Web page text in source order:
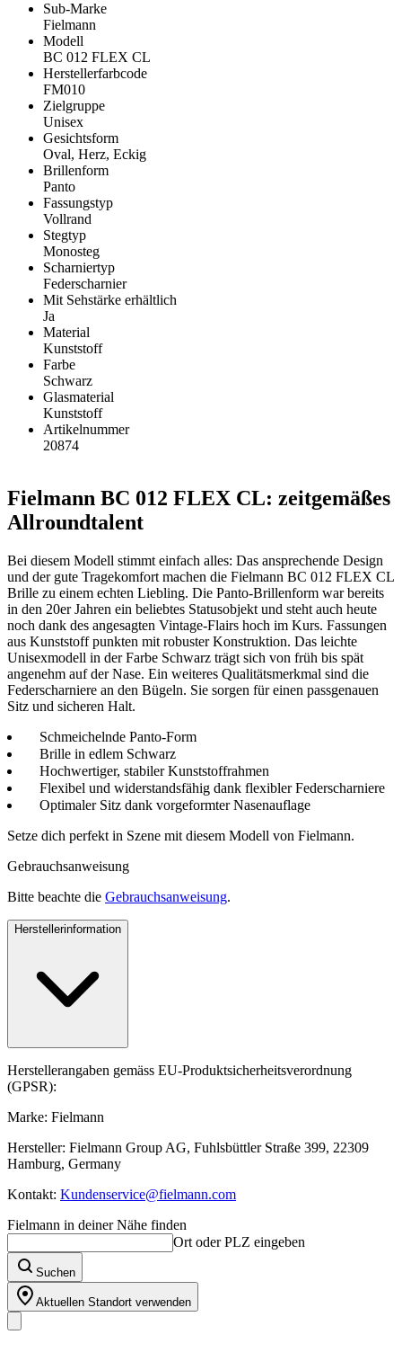
Sub-Marke
Fielmann
Modell
BC 012 FLEX CL
Herstellerfarbcode
FM010
Zielgruppe
Unisex
Gesichtsform
Oval, Herz, Eckig
Brillenform
Panto
Fassungstyp
Vollrand
Stegtyp
Monosteg
Scharniertyp
Federscharnier
Mit Sehstärke erhältlich
Ja
Material
Kunststoff
Farbe
Schwarz
Glasmaterial
Kunststoff
Artikelnummer
20874
Fielmann BC 012 FLEX CL: zeitgemäßes
Allroundtalent
Bei diesem Modell stimmt einfach alles: Das ansprechende Design
und der gute Tragekomfort machen die Fielmann BC 012 FLEX CL
Brille zu einem echten Liebling. Die Panto-Brillenform war bereits
in den 20er Jahren ein beliebtes Statusobjekt und steht auch heute
noch dank des angesagten Vintage-Flairs hoch im Kurs. Fassungen
aus Kunststoff punkten mit robuster Konstruktion. Das leichte
Unisexmodell in der Farbe Schwarz trägt sich von früh bis spät
angenehm auf der Nase. Ein weiteres Qualitätsmerkmal sind die
Federscharniere an den Bügeln. Sie sorgen für einen passgenauen
Sitz und sicheren Halt.
Schmeichelnde Panto-Form
Brille in edlem Schwarz
Hochwertiger, stabiler Kunststoffrahmen
Flexibel und widerstandsfähig dank flexibler Federscharniere
Optimaler Sitz dank vorgeformter Nasenauflage
Setze dich perfekt in Szene mit diesem Modell von Fielmann.
Gebrauchsanweisung
Bitte beachte die Gebrauchsanweisung.
Herstellerinformation
Herstellerangaben gemäss EU-Produktsicherheitsverordnung
(GPSR):
Marke: Fielmann
Hersteller: Fielmann Group AG, Fuhlsbüttler Straße 399, 22309
Hamburg, Germany
Kontakt: Kundenservice@fielmann.com
Fielmann in deiner Nähe finden
Ort oder PLZ eingeben
Suchen
Aktuellen Standort verwenden